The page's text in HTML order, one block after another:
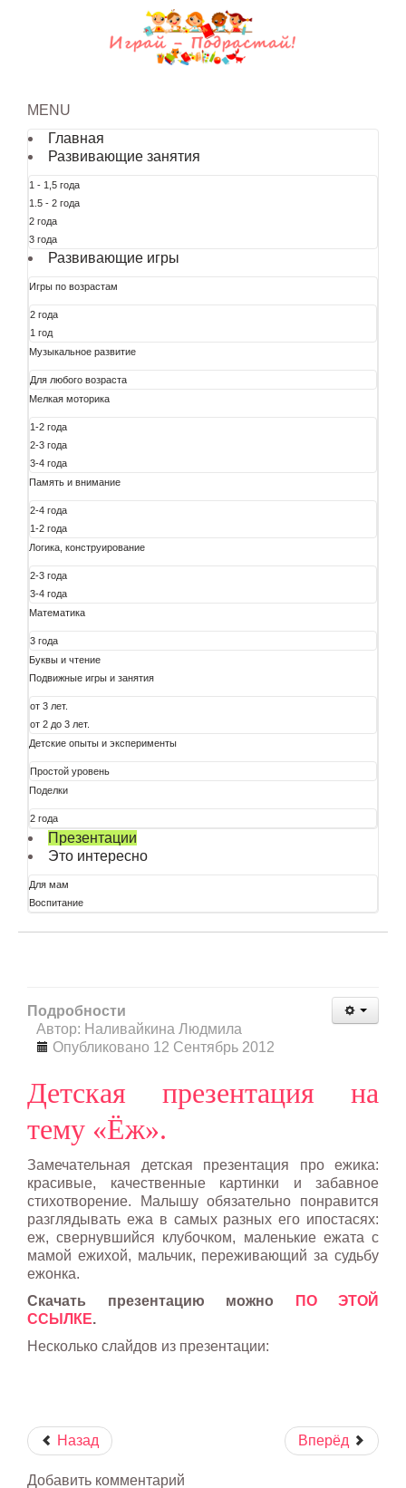
MENU
Главная
Развивающие занятия
1 - 1,5 года
1.5 - 2 года
2 года
3 года
Развивающие игры
Игры по возрастам
2 года
1 год
Музыкальное развитие
Для любого возраста
Мелкая моторика
1-2 года
2-3 года
3-4 года
Память и внимание
2-4 года
1-2 года
Логика, конструирование
2-3 года
3-4 года
Математика
3 года
Буквы и чтение
Подвижные игры и занятия
от 3 лет.
от 2 до 3 лет.
Детские опыты и эксперименты
Простой уровень
Поделки
2 года
Презентации
Это интересно
Для мам
Воспитание
Подробности
Автор: Наливайкина Людмила
Опубликовано 12 Сентябрь 2012
Детская презентация на
тему «Ёж».
Замечательная детская презентация про ежика:
красивые, качественные картинки и забавное
стихотворение. Малышу обязательно понравится
разглядывать ежа в самых разных его ипостасях:
еж, свернувшийся клубочком, маленькие ежата с
мамой ежихой, мальчик, переживающий за судьбу
ежонка.
Скачать презентацию можно
ПО ЭТОЙ
ССЫЛКЕ.
Несколько слайдов из презентации:
Назад Вперёд
Добавить комментарий